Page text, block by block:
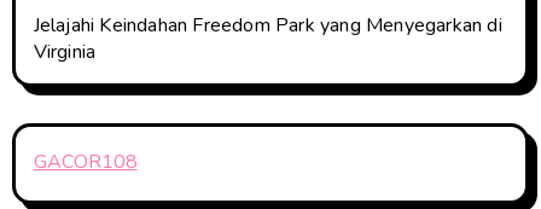
Jelajahi Keindahan Freedom Park yang Menyegarkan di
Virginia
GACOR108